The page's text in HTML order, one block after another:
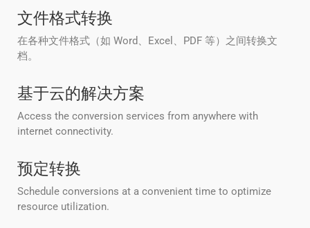
文件格式转换
在各种文件格式（如 Word、Excel、PDF 等）之间转换文
档。
基于云的解决方案
Access the conversion services from anywhere with
internet connectivity.
预定转换
Schedule conversions at a convenient time to optimize
resource utilization.